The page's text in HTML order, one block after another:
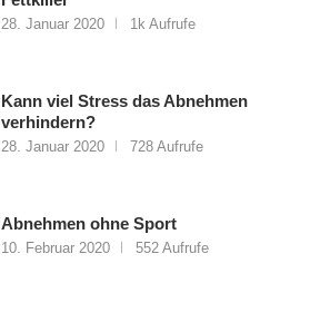
28. Januar 2020 1k Aufrufe
Kann viel Stress das Abnehmen
verhindern?
28. Januar 2020 728 Aufrufe
Abnehmen ohne Sport
10. Februar 2020 552 Aufrufe